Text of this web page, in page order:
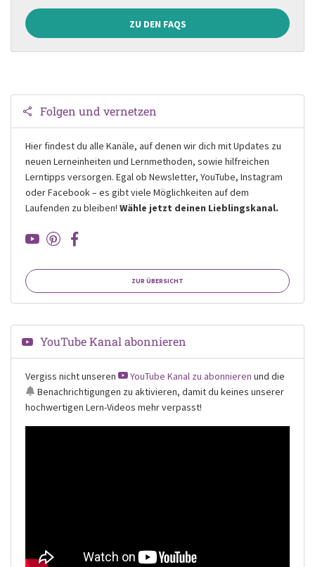
ZU DEN FAQS
Folgen und vernetzen
Hier findest du alle Kanäle, auf denen wir dich mit Updates zu
neuen Lerneinheiten und Lernmethoden, sowie hilfreichen
Lerntipps versorgen. Egal ob Newsletter, YouTube, Instagram
oder Facebook – es gibt viele Möglichkeiten auf dem
Laufenden zu bleiben! Wähle jetzt deinen Lieblingskanal.
ZUR ÜBERSICHT
YouTube Kanal abonnieren
Vergiss nicht unseren YouTube Kanal zu abonnieren und die
Benachrichtigungen zu aktivieren, damit du keines unserer
hochwertigen Lern-Videos mehr verpasst!